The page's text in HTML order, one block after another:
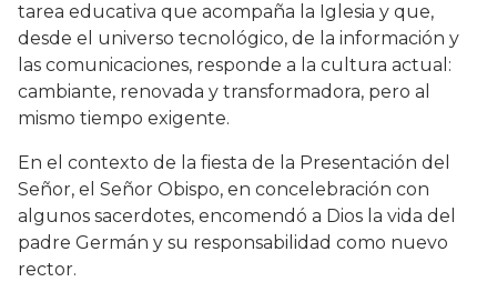
tarea educativa que acompaña la Iglesia y que,
desde el universo tecnológico, de la información y
las comunicaciones, responde a la cultura actual:
cambiante, renovada y transformadora, pero al
mismo tiempo exigente.
En el contexto de la fiesta de la Presentación del
Señor, el Señor Obispo, en concelebración con
algunos sacerdotes, encomendó a Dios la vida del
padre Germán y su responsabilidad como nuevo
rector.